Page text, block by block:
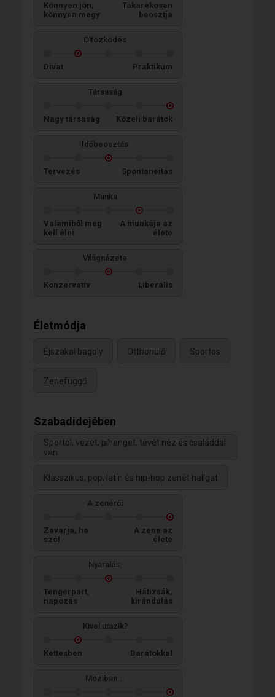
Könnyen jön,
könnyen megy
Takarékosan
beosztja
Öltözködés
Divat Praktikum
Társaság
Nagy társaság Közeli barátok
Időbeosztás
Tervezés Spontaneitás
Munka
Valamiből meg
kell élni
A munkája az
élete
Világnézete
Konzervatív Liberális
Életmódja
Éjszakai bagoly Otthonülő Sportos
Zenefüggő
Szabadidejében
Sportol, vezet, pihenget, tévét néz és családdal
van
Klasszikus, pop, latin és hip-hop zenét hallgat
A zenéről
Zavarja, ha
szól
A zene az
élete
Nyaralás:
Tengerpart,
napozás
Hátizsák,
kirándulás
Kivel utazik?
Kettesben Barátokkal
Moziban...